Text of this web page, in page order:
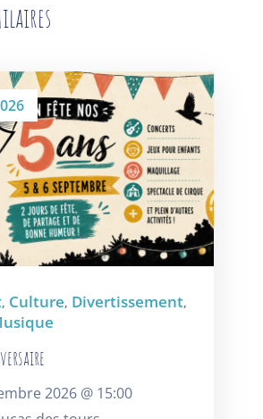
, Culture, Divertissement,
2026 @ 15:00